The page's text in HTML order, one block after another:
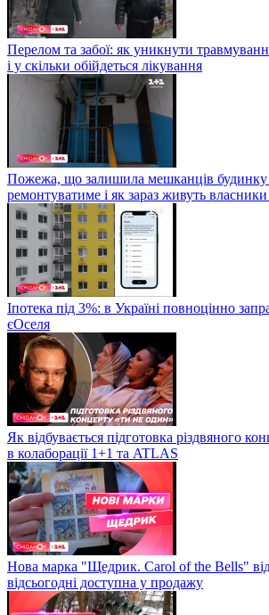
Перелом та забої: як уникнути
і у скільки обійдеться лікування
Пожежа, що залишила мешканців будинку
ремонтуватиме і як зараз живуть
Іпотека під 3%: в Україні повноцінно
єОселя
Як відбувається підготовка різдвяного
в колаборації 1+1 та ATLAS
Нова марка "Щедрик. Carol of the Bells"
відсьогодні доступна у продажу